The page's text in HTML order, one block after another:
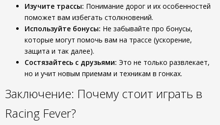
Изучите трассы: Понимание дорог и их особенностей
поможет вам избегать столкновений.
Используйте бонусы: Не забывайте про бонусы,
которые могут помочь вам на трассе (ускорение,
защита и так далее).
Состязайтесь с друзьями: Это не только развлекает,
но и учит новым приемам и техникам в гонках.
Заключение: Почему стоит играть в
Racing Fever?